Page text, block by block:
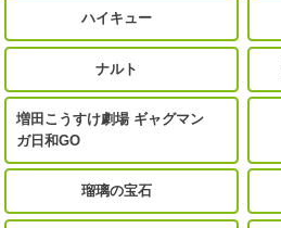
ハイキュー
ナルト
増田こうすけ劇場 ギャグマン
ガ日和GO
瑠璃の宝石